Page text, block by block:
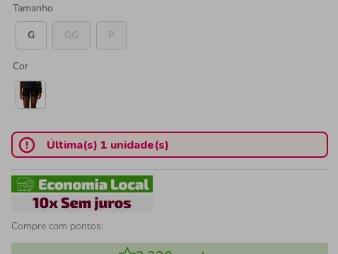
Tamanho
G
GG P
Cor
Última(s) 1 unidade(s)
Compre com pontos: